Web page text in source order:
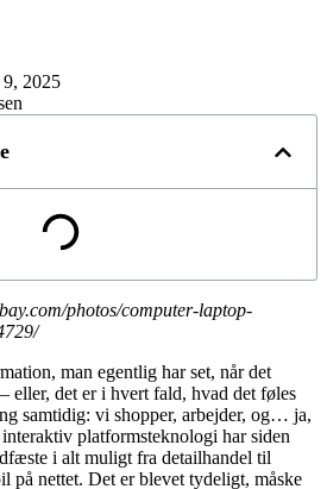
2025
photos/computer-laptop-
man egentlig har set, når det
eller, det er i hvert fald, hvad det føles
samtidig: vi shopper, arbejder, og… ja,
platformsteknologi har siden
i alt muligt fra detailhandel til
på nettet. Det er blevet tydeligt, måske